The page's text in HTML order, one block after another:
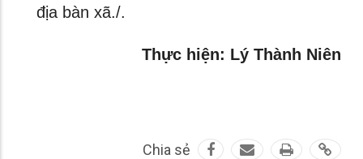
địa bàn xã./.
Thực hiện: Lý Thành Niên
Chia sẻ